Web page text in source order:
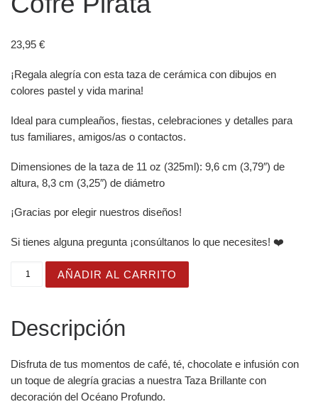
23,95 €
¡Regala alegría con esta taza de cerámica con dibujos en
colores pastel y vida marina!
Ideal para cumpleaños, fiestas, celebraciones y detalles para
tus familiares, amigos/as o contactos.
Dimensiones de la taza de 11 oz (325ml): 9,6 cm (3,79″) de
altura, 8,3 cm (3,25″) de diámetro
¡Gracias por elegir nuestros diseños!
Si tienes alguna pregunta ¡consúltanos lo que necesites! ❤️
Taza Blanca Brillante "Eres Mi Tesoro" con Cofre Pirata
AÑADIR AL CARRITO
Descripción
Disfruta de tus momentos de café, té, chocolate e infusión con
un toque de alegría gracias a nuestra Taza Brillante con
decoración del Océano Profundo.